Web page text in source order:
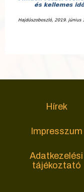
Hírek
Impresszum
Adatkezelési
tájékoztató